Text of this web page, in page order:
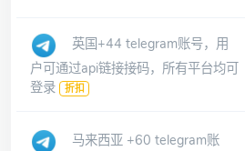
英国+44 telegram账号，用
户可通过api链接接码，所有平台均可
登录 折扣
马来西亚 +60 telegram账